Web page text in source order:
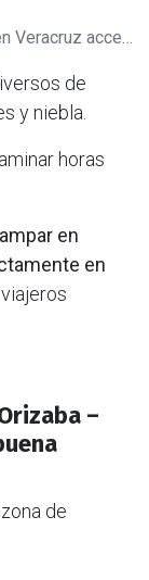
en coche 🚗⛺🌄
de
y niebla.
horas
en
en
–
de